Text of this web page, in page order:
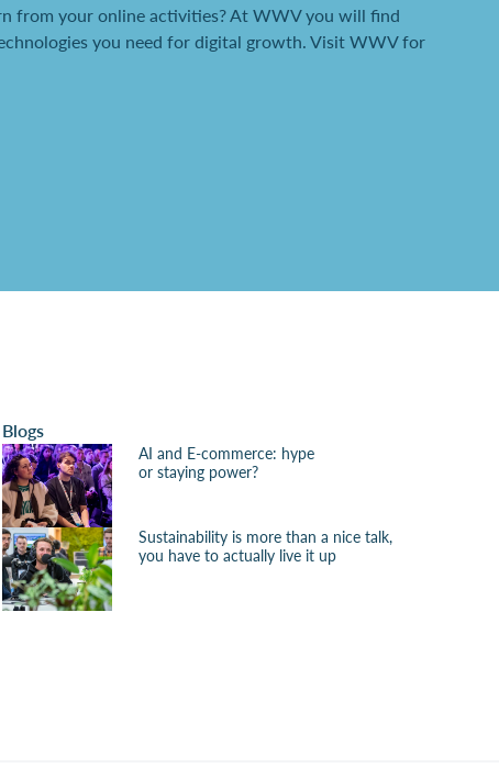
from your online activities? At WWV you will find
you need for digital growth. Visit WWV for
Blogs
AI and E-commerce: hype
or staying power?
Sustainability is more than a nice talk,
you have to actually live it up